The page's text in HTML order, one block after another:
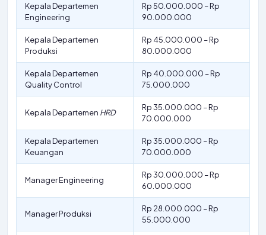
Kepala Departemen
Engineering
Rp 50.000.000 – Rp
90.000.000
Kepala Departemen
Produksi
Rp 45.000.000 – Rp
80.000.000
Kepala Departemen
Quality Control
Rp 40.000.000 – Rp
75.000.000
Kepala Departemen HRD
Rp 35.000.000 – Rp
70.000.000
Kepala Departemen
Keuangan
Rp 35.000.000 – Rp
70.000.000
Manager Engineering
Rp 30.000.000 – Rp
60.000.000
Manager Produksi
Rp 28.000.000 – Rp
55.000.000